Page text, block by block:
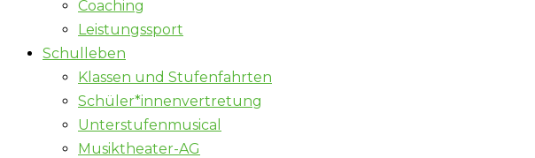
Coaching
Leistungssport
Schulleben
Klassen und Stufenfahrten
Schüler*innenvertretung
Unterstufenmusical
Musiktheater-AG